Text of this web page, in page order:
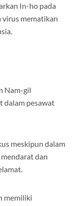
In-ho pada
virus mematikan
Nam-gil
dalam pesawat
meskipun dalam
dan
memiliki